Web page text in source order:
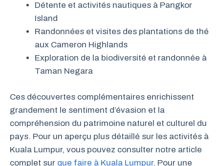
Détente et activités nautiques à Pangkor
Island
Randonnées et visites des plantations de thé
aux Cameron Highlands
Exploration de la biodiversité et randonnée à
Taman Negara
Ces découvertes complémentaires enrichissent
grandement le sentiment d’évasion et la
compréhension du patrimoine naturel et culturel du
pays. Pour un aperçu plus détaillé sur les activités à
Kuala Lumpur, vous pouvez consulter notre article
complet sur que faire à Kuala Lumpur. Pour une